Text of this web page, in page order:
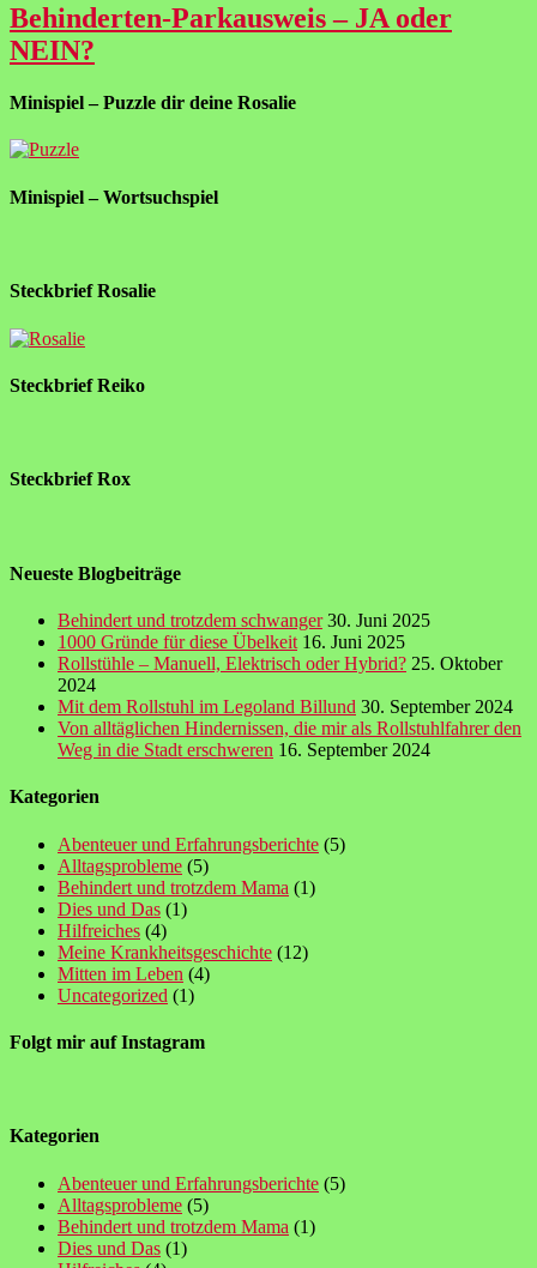
Behinderten-Parkausweis – JA oder
NEIN?
Minispiel – Puzzle dir deine Rosalie
Minispiel – Wortsuchspiel
Steckbrief Rosalie
Steckbrief Reiko
Steckbrief Rox
Neueste Blogbeiträge
Behindert und trotzdem schwanger 30. Juni 2025
1000 Gründe für diese Übelkeit 16. Juni 2025
Rollstühle – Manuell, Elektrisch oder Hybrid? 25. Oktober
2024
Mit dem Rollstuhl im Legoland Billund 30. September 2024
Von alltäglichen Hindernissen, die mir als Rollstuhlfahrer den
Weg in die Stadt erschweren 16. September 2024
Kategorien
Abenteuer und Erfahrungsberichte (5)
Alltagsprobleme (5)
Behindert und trotzdem Mama (1)
Dies und Das (1)
Hilfreiches (4)
Meine Krankheitsgeschichte (12)
Mitten im Leben (4)
Uncategorized (1)
Folgt mir auf Instagram
Kategorien
Abenteuer und Erfahrungsberichte (5)
Alltagsprobleme (5)
Behindert und trotzdem Mama (1)
Dies und Das (1)